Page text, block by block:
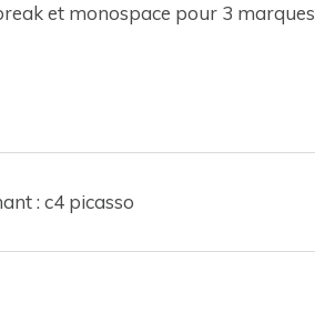
et monospace pour 3 marques
: c4 picasso